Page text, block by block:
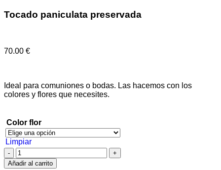
Tocado paniculata preservada
70.00 €
Ideal para comuniones o bodas. Las hacemos con los
colores y flores que necesites.
Color flor
Limpiar
Añadir al carrito